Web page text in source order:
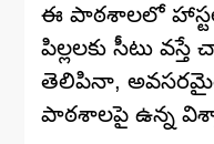
ఈ పాఠశాలలో హాస్టల్
పిల్లలకు సీటు
తెలిపినా, అవసరమైతే
పాఠశాలపై ఉన్న